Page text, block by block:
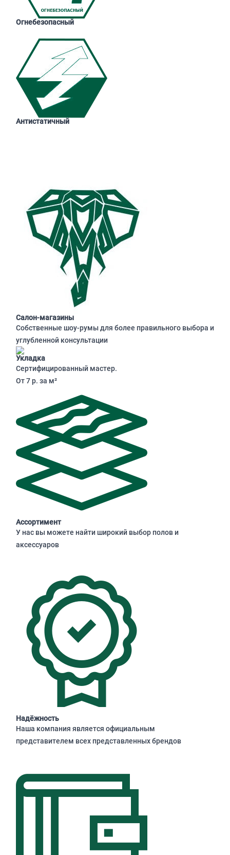
Огнебезопасный
Антистатичный
Салон-магазины
Собственные шоу-румы для более правильного выбора и
углубленной консультации
Укладка
Сертифицированный мастер.
От 7 р. за м²
Ассортимент
У нас вы можете найти широкий выбор полов и
аксессуаров
Надёжность
Наша компания является официальным
представителем всех представленных брендов